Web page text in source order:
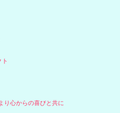
り心からの喜びと共に